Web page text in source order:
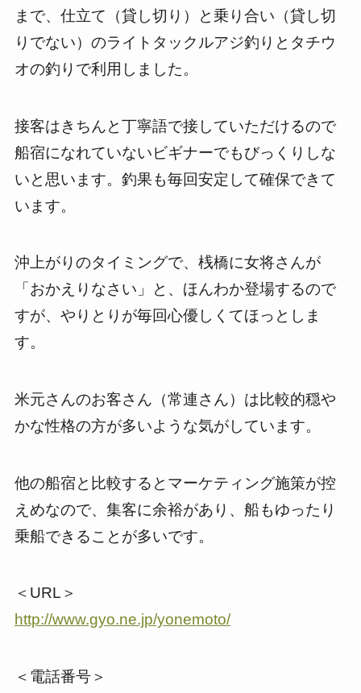
まで、仕立て（貸し切り）と乗り合い（貸し切
りでない）のライトタックルアジ釣りとタチウ
オの釣りで利用しました。
接客はきちんと丁寧語で接していただけるので
船宿になれていないビギナーでもびっくりしな
いと思います。釣果も毎回安定して確保できて
います。
沖上がりのタイミングで、桟橋に女将さんが
「おかえりなさい」と、ほんわか登場するので
すが、やりとりが毎回心優しくてほっとしま
す。
米元さんのお客さん（常連さん）は比較的穏や
かな性格の方が多いような気がしています。
他の船宿と比較するとマーケティング施策が控
えめなので、集客に余裕があり、船もゆったり
乗船できることが多いです。
＜URL＞
http://www.gyo.ne.jp/yonemoto/
＜電話番号＞